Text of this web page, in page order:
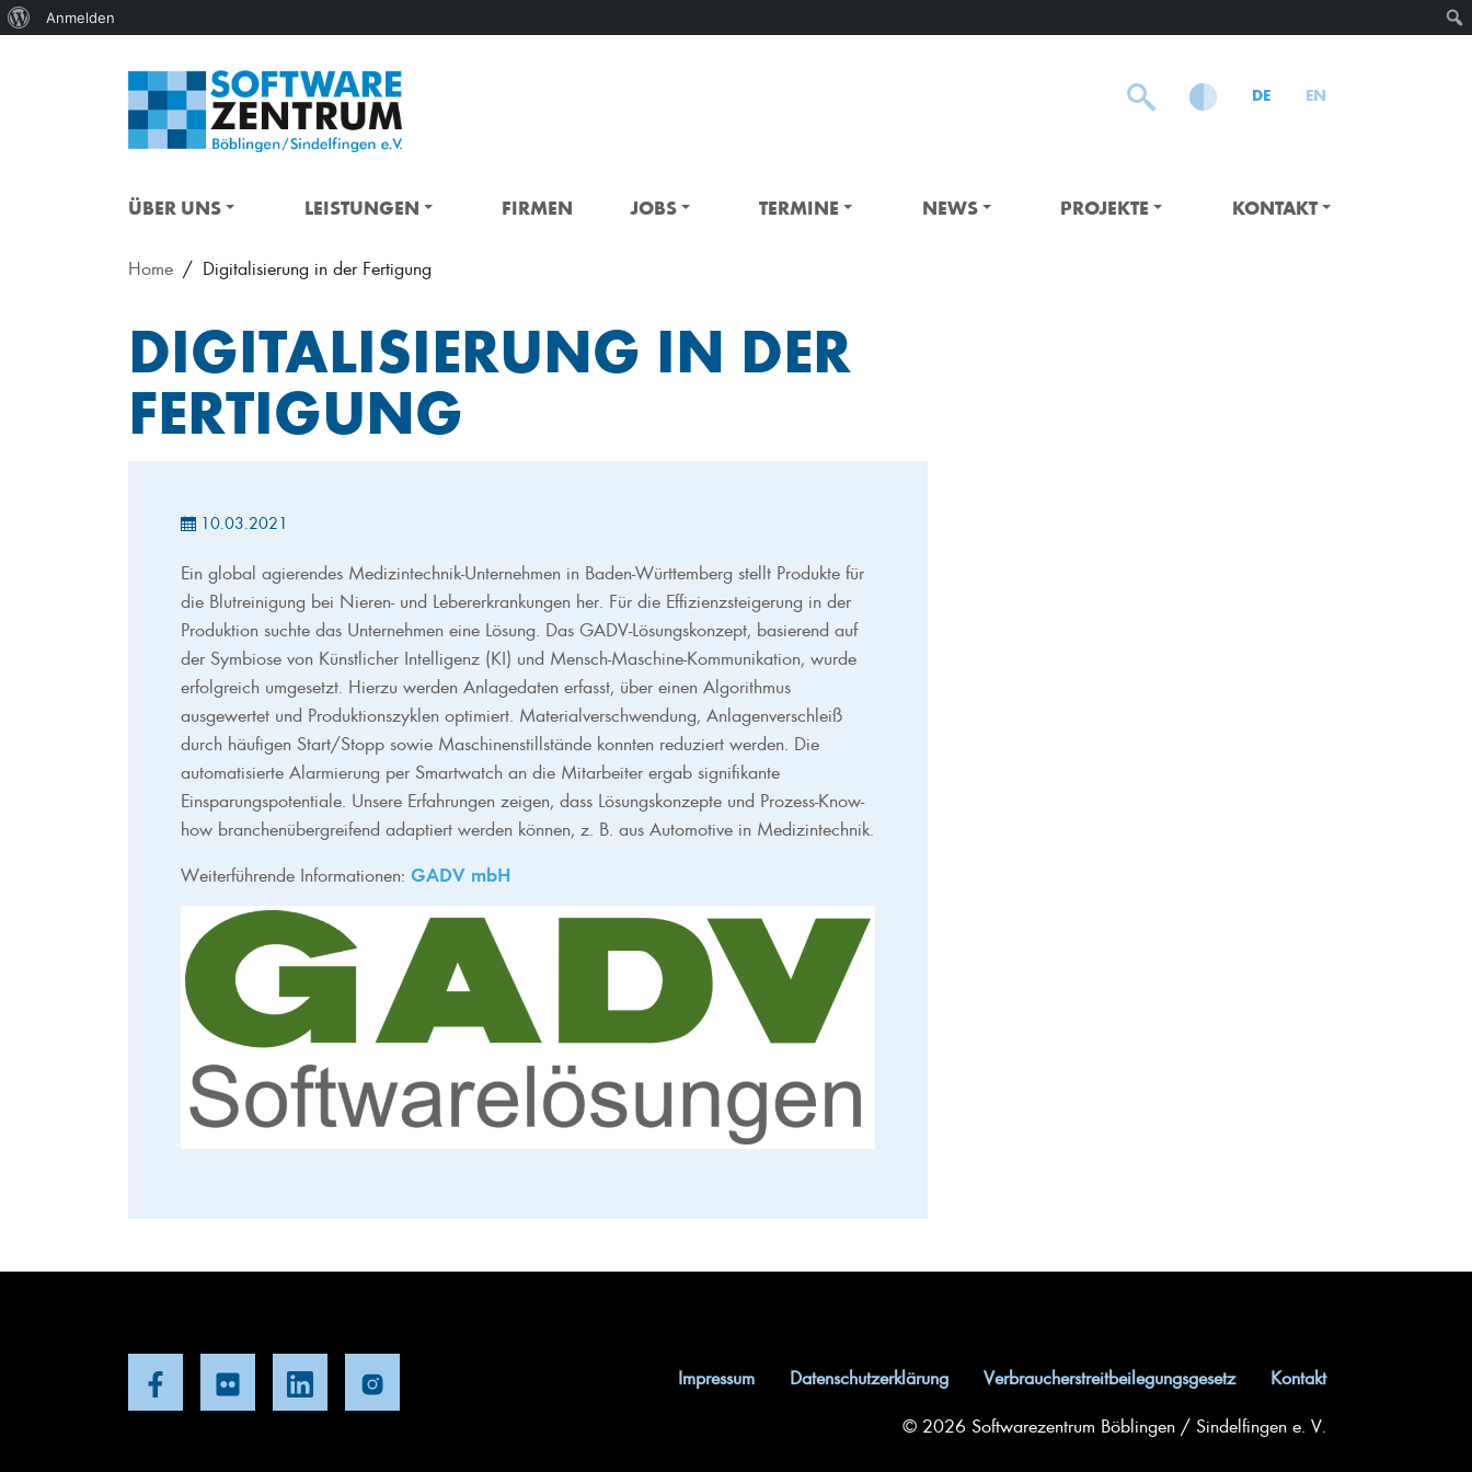
DE EN
ÜBER UNS LEISTUNGEN FIRMEN JOBS TERMINE NEWS PROJEKTE KONTAKT
Home Digitalisierung in der Fertigung
DIGITALISIERUNG IN DER
FERTIGUNG
10.03.2021
Ein global agierendes Medizintechnik-Unternehmen in Baden-Württemberg stellt Produkte für
die Blutreinigung bei Nieren- und Lebererkrankungen her. Für die Effizienzsteigerung in der
Produktion suchte das Unternehmen eine Lösung. Das GADV-Lösungskonzept, basierend auf
der Symbiose von Künstlicher Intelligenz (KI) und Mensch-Maschine-Kommunikation, wurde
erfolgreich umgesetzt. Hierzu werden Anlagedaten erfasst, über einen Algorithmus
ausgewertet und Produktionszyklen optimiert. Materialverschwendung, Anlagenverschleiß
durch häufigen Start/Stopp sowie Maschinenstillstände konnten reduziert werden. Die
automatisierte Alarmierung per Smartwatch an die Mitarbeiter ergab signifikante
Einsparungspotentiale. Unsere Erfahrungen zeigen, dass Lösungskonzepte und Prozess-Know-
how branchenübergreifend adaptiert werden können, z. B. aus Automotive in Medizintechnik.
Weiterführende Informationen: GADV mbH
Impressum Datenschutzerklärung Verbraucherstreitbeilegungsgesetz
Kontakt
© 2026 Softwarezentrum Böblingen / Sindelfingen e. V.
Über
Anmelden